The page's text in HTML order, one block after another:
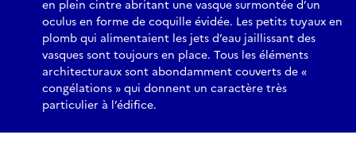
en plein cintre abritant une vasque surmontée d’un
oculus en forme de coquille évidée. Les petits tuyaux en
plomb qui alimentaient les jets d’eau jaillissant des
vasques sont toujours en place. Tous les éléments
architecturaux sont abondamment couverts de «
congélations » qui donnent un caractère très
particulier à l’édifice.